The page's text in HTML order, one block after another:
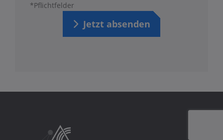
*Pflichtfelder
Jetzt absenden